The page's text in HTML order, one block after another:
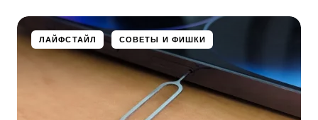
macOS…
ЛАЙФСТАЙЛ СОВЕТЫ И ФИШКИ